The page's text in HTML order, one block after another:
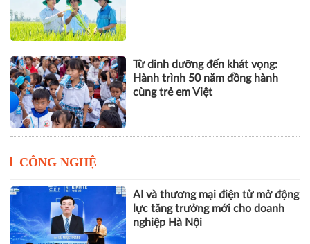
Đất khỏe, cây khỏe, người nông
dân thêm niềm tin